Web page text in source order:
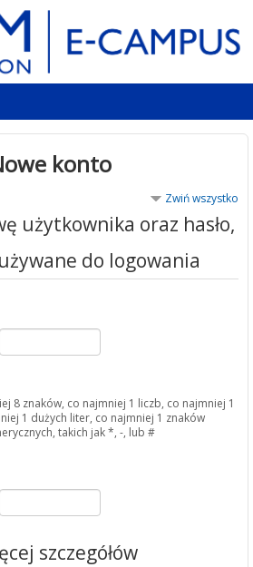
konto
Zwiń wszystko
użytkownika oraz hasło,
do logowania
8 znaków, co najmniej 1 liczb, co najmniej 1
1 dużych liter, co najmniej 1 znaków
takich jak *, -, lub #
szczegółów